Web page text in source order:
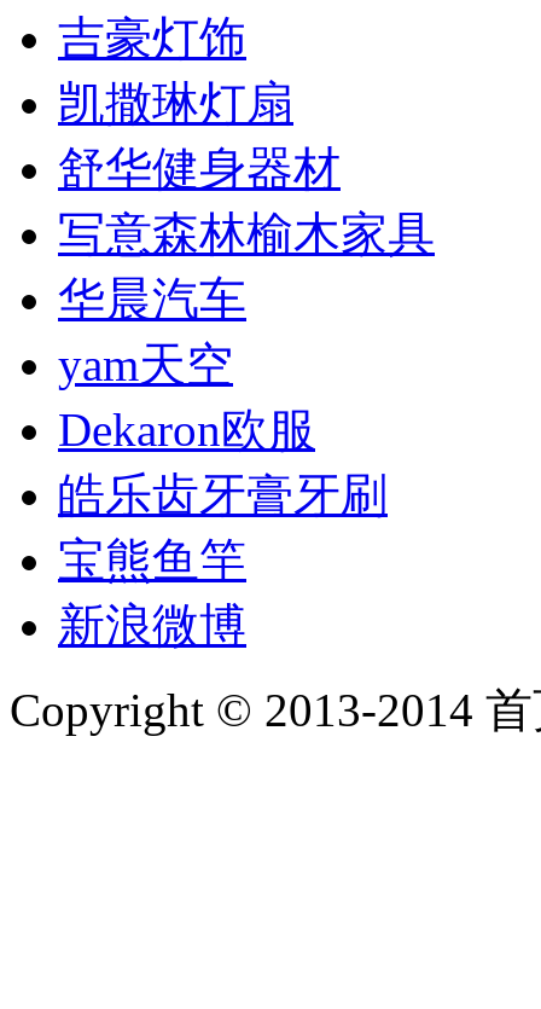
吉豪灯饰
凯撒琳灯扇
舒华健身器材
写意森林榆木家具
华晨汽车
yam天空
Dekaron欧服
皓乐齿牙膏牙刷
宝熊鱼竿
新浪微博
Copyright © 2013-2014